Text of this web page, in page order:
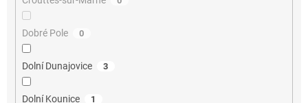
Dobré Pole 0
Dolní Dunajovice 3
Dolní Kounice 1